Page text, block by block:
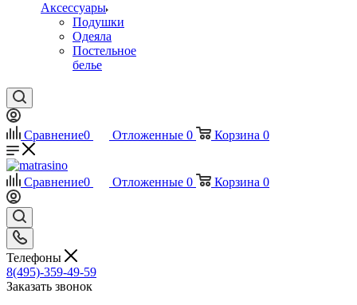
Аксессуары
Подушки
Одеяла
Постельное
белье
Сравнение0 Отложенные 0 Корзина 0
Сравнение0 Отложенные 0 Корзина 0
Телефоны
8(495)-359-49-59
Заказать звонок